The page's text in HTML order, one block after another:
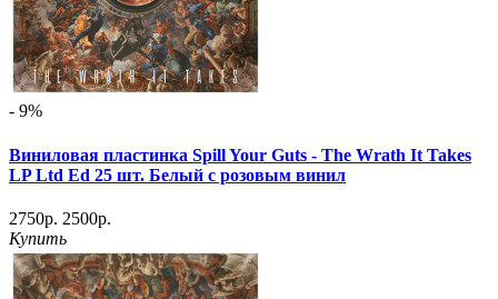
- 9%
Виниловая пластинка Spill Your Guts - The Wrath It Takes
LP Ltd Ed 25 шт. Белый с розовым винил
2750р. 2500р.
Купить